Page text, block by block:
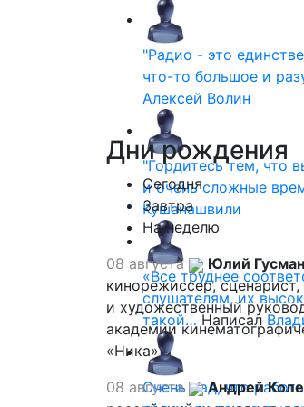
"Радио - это
что-то большое и
Алексей Волин
"Гордитесь тем, что
и очень сложные
Кушанашвили
«Все труднее
слушателям, их
такой… Написал
Очень рад, что
Днирождения
Сегодня
Завтра
На неделю
08 августа
Юлий Гусман
кинорежиссер, сценарист,
и художественный
академии
«Ника»
08 августа
Андрей